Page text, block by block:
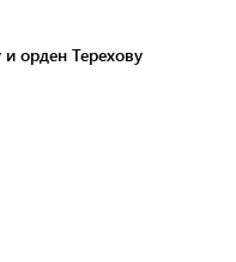
и орден Терехову